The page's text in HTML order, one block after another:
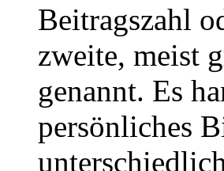
Beitragszahl
zweite, meist
genannt. Es
persönliches